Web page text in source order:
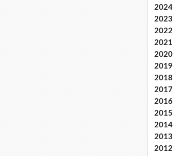
2024
2023
2022
2021
2020
2019
2018
2017
2016
2015
2014
2013
2012